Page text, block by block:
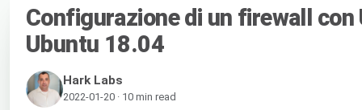
Configurazione di un firewall con
Ubuntu 18.04
Hark Labs
2022-01-20 · 10 min read